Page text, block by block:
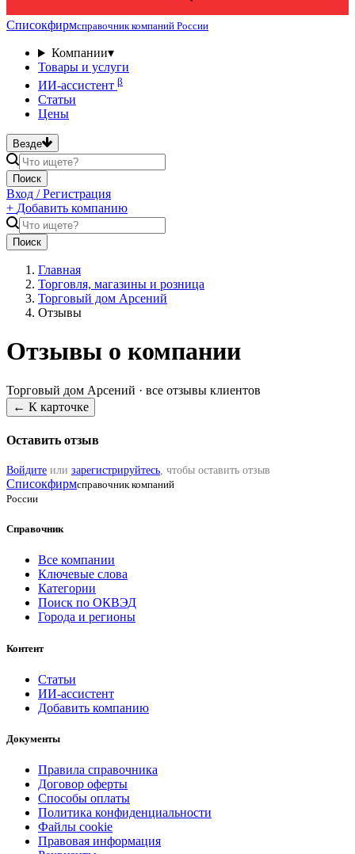
Списокфирмсправочник компаний России
Компании▾
Товары и услуги
ИИ-ассистент β
Статьи
Цены
Везде
Поиск
Вход / Регистрация
+ Добавить компанию
Поиск
Главная
Торговля, магазины и розница
Торговый дом Арсений
Отзывы
Отзывы о компании
Торговый дом Арсений · все отзывы клиентов
← К карточке
Оставить отзыв
Войдите или зарегистрируйтесь, чтобы оставить отзыв
Списокфирмсправочник компаний
России
Справочник
Все компании
Ключевые слова
Категории
Поиск по ОКВЭД
Города и регионы
Контент
Статьи
ИИ-ассистент
Добавить компанию
Документы
Правила справочника
Договор оферты
Способы оплаты
Политика конфиденциальности
Файлы cookie
Правовая информация